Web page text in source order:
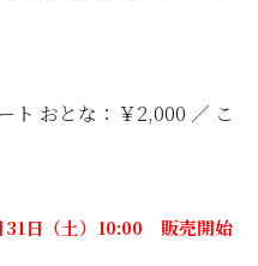
とな：￥2,000 ／ こ
（土）10:00 販売開始